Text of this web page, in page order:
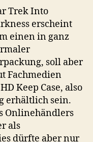
Trek Into
erscheint
einen in ganz
soll aber
Fachmedien
Keep Case, also
erhältlich sein.
Onlinehändlers
als
dürfte aber nur